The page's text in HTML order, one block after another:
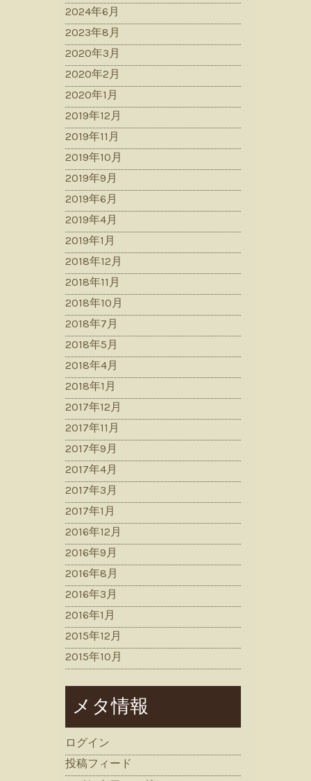
2024年6月
2023年8月
2020年3月
2020年2月
2020年1月
2019年12月
2019年11月
2019年10月
2019年9月
2019年6月
2019年4月
2019年1月
2018年12月
2018年11月
2018年10月
2018年7月
2018年5月
2018年4月
2018年1月
2017年12月
2017年11月
2017年9月
2017年4月
2017年3月
2017年1月
2016年12月
2016年9月
2016年8月
2016年3月
2016年1月
2015年12月
2015年10月
メタ情報
ログイン
投稿フィード